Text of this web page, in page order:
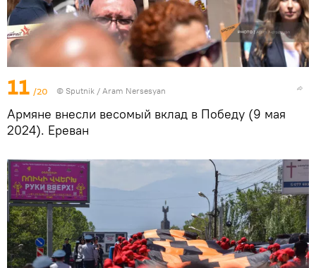
11 /20 © Sputnik / Aram Nersesyan
Армяне внесли весомый вклад в Победу (9 мая
2024). Еревaн